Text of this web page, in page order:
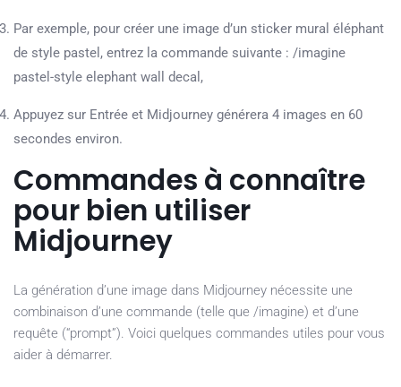
Par exemple, pour créer une image d’un sticker mural éléphant
de style pastel, entrez la commande suivante : /imagine
pastel-style elephant wall decal,
Appuyez sur Entrée et Midjourney générera 4 images en 60
secondes environ.
Commandes à connaître
pour bien utiliser
Midjourney
La génération d’une image dans Midjourney nécessite une
combinaison d’une commande (telle que /imagine) et d’une
requête (“prompt”). Voici quelques commandes utiles pour vous
aider à démarrer.